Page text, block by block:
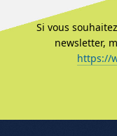
Si vous
newsletter,
https://
Menu